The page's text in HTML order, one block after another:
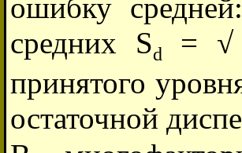
ошибку
средних Sd = √
принятого
остаточной